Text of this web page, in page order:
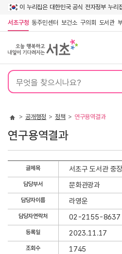
이 누리집은 대한민국 공식 전자정부 누리
서초구청 동주민센터 보건소 구의회 도서관
통
검
공개행정 정책 연구용역결과
연구용역결과
구
결
세
글제목 서초구 도서관 중
담당부서 문화관광과
담당자이름 라영운
담당자연락처 02-2155-8637
등록일 2023.11.17
조회수 1745